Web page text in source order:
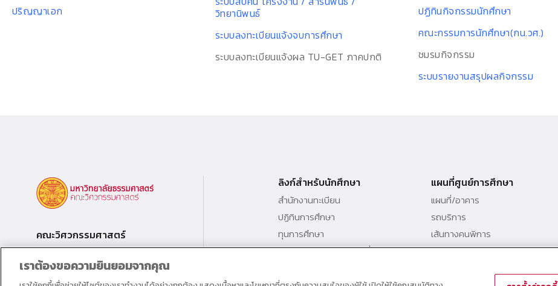
ปริญญาเอก
วิทยานิพนธ์
ระบบลงทะเบียนแจ้งจบการศึกษา
ระบบลงทะเบียนแจ้งผล TU-GET ภาคปกติ
ปฏิทินกิจกรรมนักศึกษา
คณะกรรมการนักศึกษา(กน.วศ.)
ชมรมกิจกรรม
ระบบรายงานสรุปผลกิจกรรม
คณะวิศวกรรมศาสตร์
ลิงก์สำหรับนักศึกษา
สำนักงานทะเบียน
ปฏิทินการศึกษา
ทุนการศึกษา
โครงการนักศึกษาแลกเปลี่ยน
แผนที่ศูนย์การศึกษา
แผนที่/อาคาร
รถบริการ
เส้นทางคนพิการ
เราต้องขอความยินยอมจากคุณ